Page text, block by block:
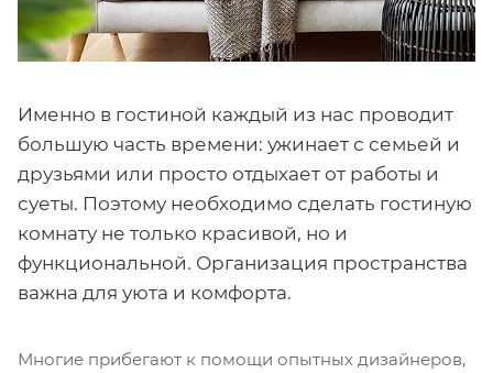
Именно в гостиной каждый из нас проводит
большую часть времени: ужинает с семьей и
друзьями или просто отдыхает от работы и
суеты. Поэтому необходимо сделать гостиную
комнату не только красивой, но и
функциональной. Организация пространства
важна для уюта и комфорта.
Многие прибегают к помощи опытных дизайнеров,